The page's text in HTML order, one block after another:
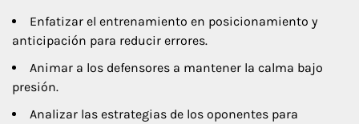
Enfatizar el entrenamiento en posicionamiento y
anticipación para reducir errores.
Animar a los defensores a mantener la calma bajo
presión.
Analizar las estrategias de los oponentes para